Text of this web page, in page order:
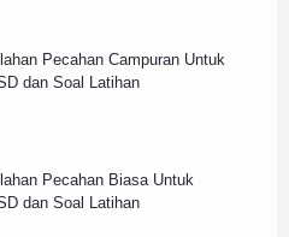
Pecahan Campuran Untuk
dan Soal Latihan
Pecahan Biasa Untuk
dan Soal Latihan